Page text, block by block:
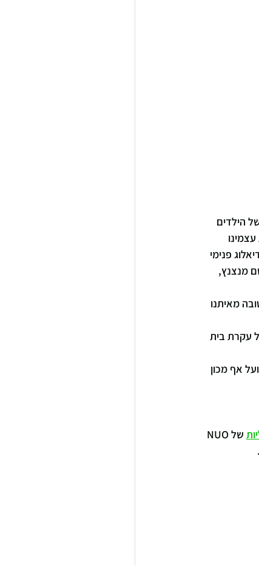
הילדים
פנימי
מנצנץ,
מאיתנו
עקרת בית
אף מכון
.